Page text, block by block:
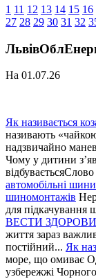
1 11 12 13 14 15 16
27 28 29 30 31 32
На 01.07.26
Як називається
називають
надзвичайно
Чому у дитини
автомобільні
шиномонтажів
для
ВЕСТИ
життя зараз
постійний... Як
море, що омиває
узбережжі